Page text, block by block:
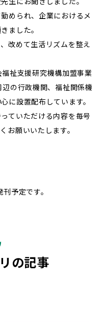
められ、企業におけるメ
ました。
改めて生活リズムを整え
福祉支援研究機構加盟事業
の行政機関、福祉関係機
に設置配布しています。
ていただける内容を毎号
お願いいたします。
予定です。
の記事